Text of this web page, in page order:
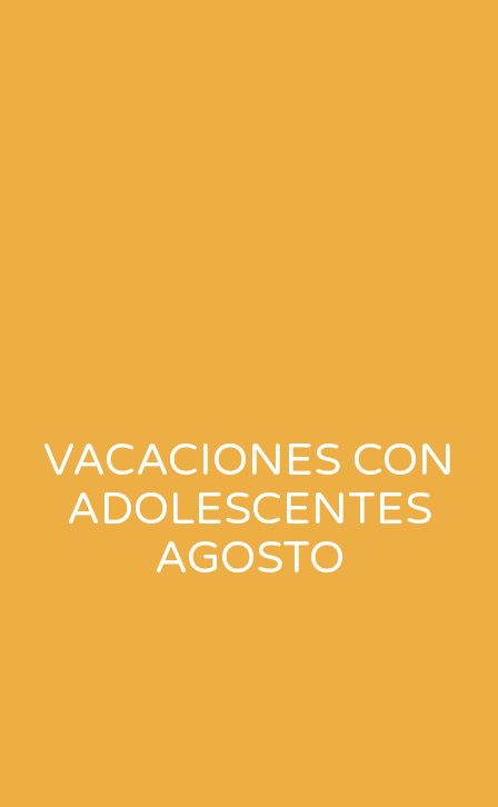
VACACIONES CON
ADOLESCENTES
AGOSTO